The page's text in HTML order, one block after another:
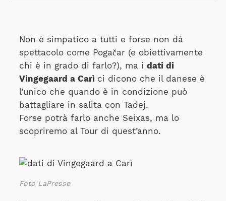
Non è simpatico a tutti e forse non dà
spettacolo come Pogačar (e obiettivamente
chi è in grado di farlo?), ma i dati di
Vingegaard a Carì ci dicono che il danese è
l’unico che quando è in condizione può
battagliare in salita con Tadej.
Forse potrà farlo anche Seixas, ma lo
scopriremo al Tour di quest’anno.
Foto LaPresse